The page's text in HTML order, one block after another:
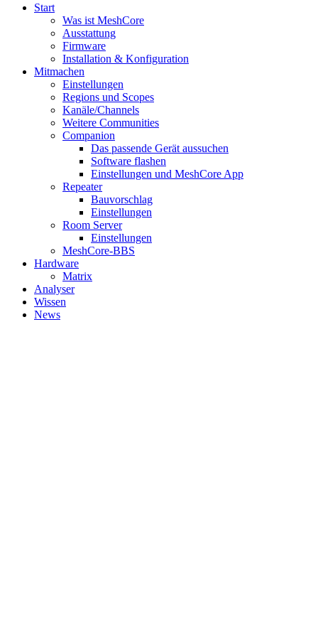
Start
Was ist MeshCore
Ausstattung
Firmware
Installation & Konfiguration
Mitmachen
Einstellungen
Regions und Scopes
Kanäle/Channels
Weitere Communities
Companion
Das passende Gerät aussuchen
Software flashen
Einstellungen und MeshCore App
Repeater
Bauvorschlag
Einstellungen
Room Server
Einstellungen
MeshCore-BBS
Hardware
Matrix
Analyser
Wissen
News